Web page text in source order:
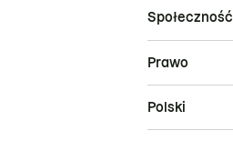
Społeczność
Prawo
Polski